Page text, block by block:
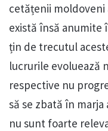
cetățenii moldoveni
există însă
țin de trecutul
lucrurile evoluează
respective nu
să se zbată în
nu sunt foarte